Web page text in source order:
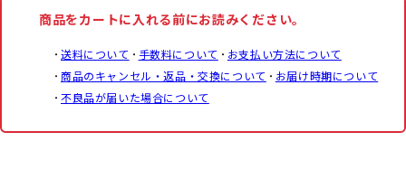
商品をカートに入れる前にお読みください。
送料について 手数料について
お支払い方法について
商品のキャンセル・返品・交換について
お届け時期について
不良品が届いた場合について